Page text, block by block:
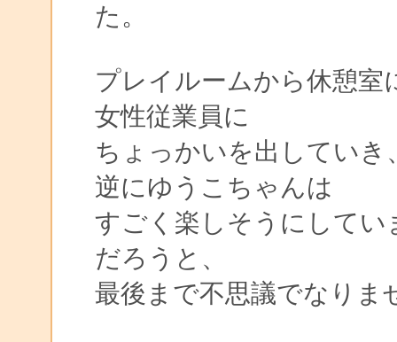
た。
プレイルームから休憩
女性従業員に
ちょっかいを出してい
逆にゆうこちゃんは
すごく楽しそうにしてい
だろうと、
最後まで不思議でなりま